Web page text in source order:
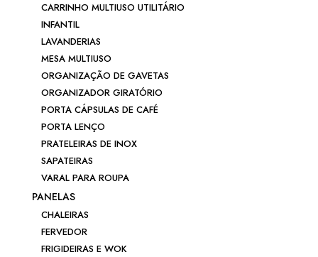
CARRINHO MULTIUSO UTILITÁRIO
INFANTIL
LAVANDERIAS
MESA MULTIUSO
ORGANIZAÇÃO DE GAVETAS
ORGANIZADOR GIRATÓRIO
PORTA CÁPSULAS DE CAFÉ
PORTA LENÇO
PRATELEIRAS DE INOX
SAPATEIRAS
VARAL PARA ROUPA
PANELAS
CHALEIRAS
FERVEDOR
FRIGIDEIRAS E WOK